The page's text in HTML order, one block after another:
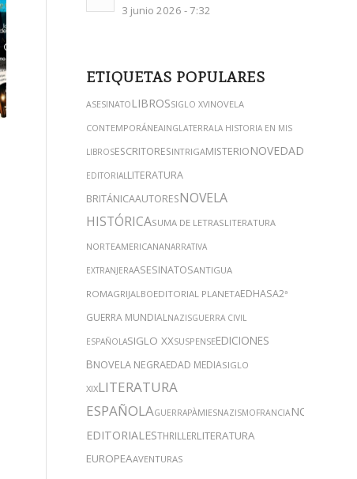
3 junio 2026 - 7:32
ETIQUETAS POPULARES
ASESINATO LIBROSSIGLO XVINOVELA
CONTEMPORÁNEAINGLATERRALA HISTORIA EN MIS
LIBROSESCRITORESINTRIGAMISTERIONOVEDADES
EDITORIALLITERATURA
BRITÁNICAAUTORESNOVELA
HISTÓRICASUMA DE LETRASLITERATURA
NORTEAMERICANANARRATIVA
EXTRANJERAASESINATOSANTIGUA
ROMAGRIJALBOEDITORIAL PLANETAEDHASA2ª
GUERRA MUNDIALNAZISGUERRA CIVIL
ESPAÑOLASIGLO XXSUSPENSEEDICIONES
BNOVELA NEGRAEDAD MEDIASIGLO
XIXLITERATURA
ESPAÑOLAGUERRAPÀMIESNAZISMOFRANCIA
EDITORIALESTHRILLERLITERATURA
EUROPEAAVENTURAS